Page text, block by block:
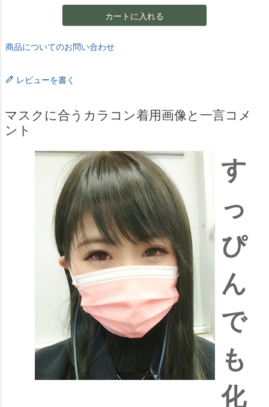
カートに入れる
商品についてのお問い合わせ
レビューを書く
マスクに合うカラコン着用画像と一言コメ
ント
す
っ
ぴ
ん
で
も
化